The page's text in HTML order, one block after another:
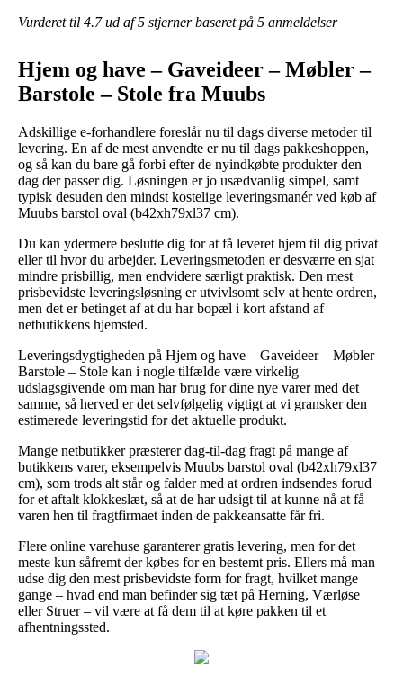
Vurderet til 4.7ud af 5 stjerner baseret på 5 anmeldelser
Hjem og have – Gaveideer – Møbler –
Barstole – Stole fra Muubs
Adskillige e-forhandlere foreslår nu til dags diverse metoder til
levering. En af de mest anvendte er nu til dags pakkeshoppen,
og så kan du bare gå forbi efter de nyindkøbte produkter den
dag der passer dig. Løsningen er jo usædvanlig simpel, samt
typisk desuden den mindst kostelige leveringsmanér ved køb af
Muubs barstol oval (b42xh79xl37 cm).
Du kan ydermere beslutte dig for at få leveret hjem til dig privat
eller til hvor du arbejder. Leveringsmetoden er desværre en sjat
mindre prisbillig, men endvidere særligt praktisk. Den mest
prisbevidste leveringsløsning er utvivlsomt selv at hente ordren,
men det er betinget af at du har bopæl i kort afstand af
netbutikkens hjemsted.
Leveringsdygtigheden på Hjem og have – Gaveideer – Møbler –
Barstole – Stole kan i nogle tilfælde være virkelig
udslagsgivende om man har brug for dine nye varer med det
samme, så herved er det selvfølgelig vigtigt at vi gransker den
estimerede leveringstid for det aktuelle produkt.
Mange netbutikker præsterer dag-til-dag fragt på mange af
butikkens varer, eksempelvis Muubs barstol oval (b42xh79xl37
cm), som trods alt står og falder med at ordren indsendes forud
for et aftalt klokkeslæt, så at de har udsigt til at kunne nå at få
varen hen til fragtfirmaet inden de pakkeansatte får fri.
Flere online varehuse garanterer gratis levering, men for det
meste kun såfremt der købes for en bestemt pris. Ellers må man
udse dig den mest prisbevidste form for fragt, hvilket mange
gange – hvad end man befinder sig tæt på Herning, Værløse
eller Struer – vil være at få dem til at køre pakken til et
afhentningssted.